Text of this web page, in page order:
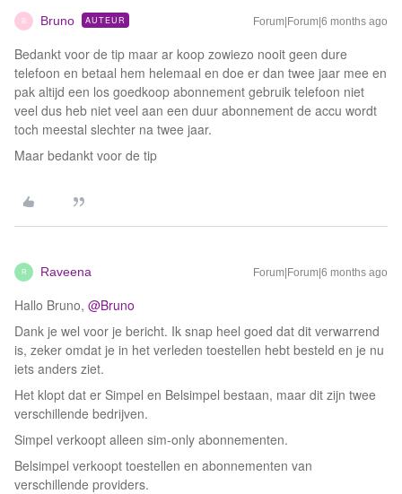
B Bruno AUTEUR Forum|Forum|6 months ago
Bedankt voor de tip maar ar koop zowiezo nooit geen dure
telefoon en betaal hem helemaal en doe er dan twee jaar mee en
pak altijd een los goedkoop abonnement gebruik telefoon niet
veel dus heb niet veel aan een duur abonnement de accu wordt
toch meestal slechter na twee jaar.
Maar bedankt voor de tip
R Raveena Forum|Forum|6 months ago
Hallo Bruno, ​ @Bruno
Dank je wel voor je bericht. Ik snap heel goed dat dit verwarrend
is, zeker omdat je in het verleden toestellen hebt besteld en je nu
iets anders ziet.
Het klopt dat er Simpel en Belsimpel bestaan, maar dit zijn twee
verschillende bedrijven.
Simpel verkoopt alleen sim‑only abonnementen.
Belsimpel verkoopt toestellen en abonnementen van
verschillende providers.